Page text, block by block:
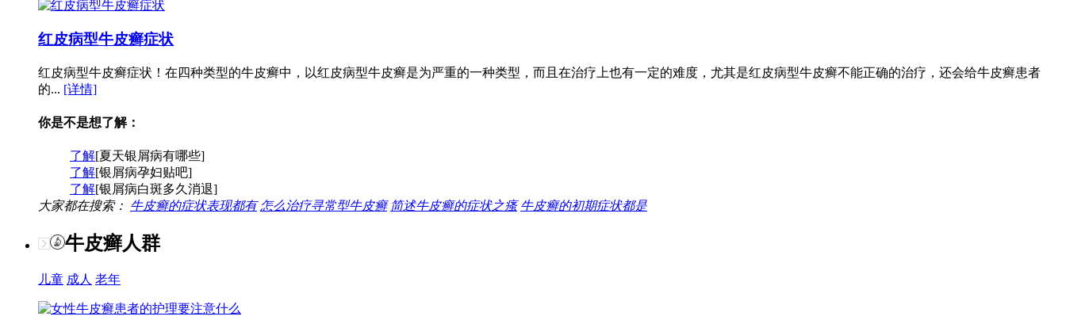
红皮病型牛皮癣症状
红皮病型牛皮癣症状！在四种类型的牛皮癣中，以红皮病型牛皮癣是为严重的一种类型，而且在治疗上也有一定的难度，尤其是红皮病型牛皮癣不能正确的治疗，还会给牛皮癣患者
的... [详情]
你是不是想了解：
了解[夏天银屑病有哪些]
了解[银屑病孕妇贴吧]
了解[银屑病白斑多久消退]
大家都在搜索： 牛皮癣的症状表现都有 怎么治疗寻常型牛皮癣 简述牛皮癣的症状之瘙 牛皮癣的初期症状都是
牛皮癣人群
儿童 成人 老年